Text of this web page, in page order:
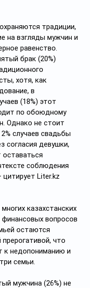
традиции,
на взгляды мужчин и
равенство.
брак (20%)
хотя, как
в
(18%) этот
по обоюдному
Однако не стоит
случаев свадьбы
согласия девушки,
соблюдения
Liter.kz
казахстанских
вопросов
остаются
что
к недопониманию и
семьи.
мужчина (26%) не